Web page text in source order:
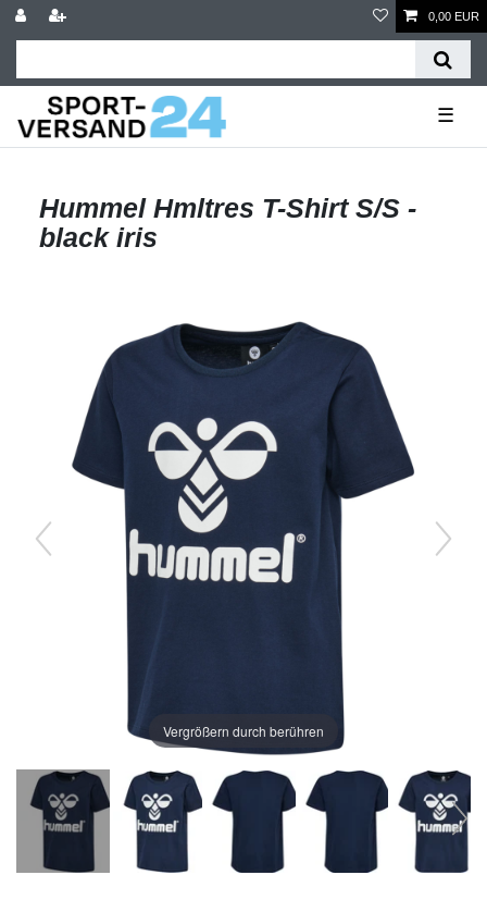
0,00 EUR
☰
Hummel Hmltres T-Shirt S/S -
black iris
Vergrößern durch berühren